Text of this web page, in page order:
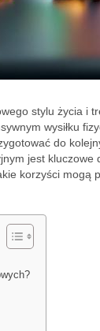
stylu życia i
wysiłku
do
jest
korzyści mogą